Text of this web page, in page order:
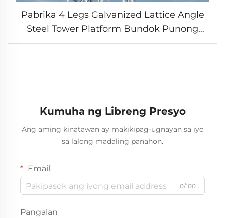
Pabrika 4 Legs Galvanized Lattice Angle
Steel Tower Platform Bundok Punong
Paligid Fire Observation Watch Tower na
Kumuha ng Libreng Presyo
Ang aming kinatawan ay makikipag-ugnayan sa iyo
sa lalong madaling panahon.
Email
0/100
Pangalan